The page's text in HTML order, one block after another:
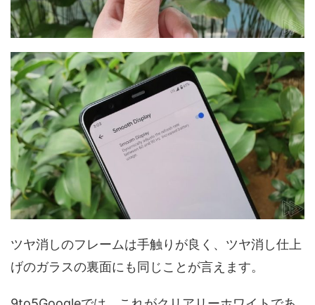
ツヤ消しのフレームは手触りが良く、ツヤ消し仕上
げのガラスの裏面にも同じことが言えます。